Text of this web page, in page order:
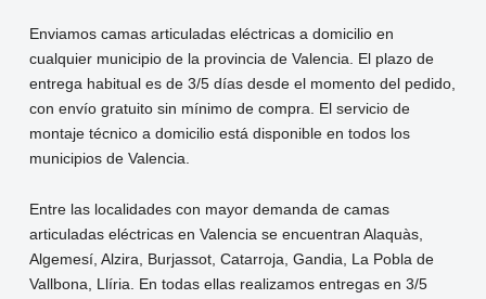
Enviamos camas articuladas eléctricas a domicilio en
cualquier municipio de la provincia de Valencia. El plazo de
entrega habitual es de 3/5 días desde el momento del pedido,
con envío gratuito sin mínimo de compra. El servicio de
montaje técnico a domicilio está disponible en todos los
municipios de Valencia.
Entre las localidades con mayor demanda de camas
articuladas eléctricas en Valencia se encuentran Alaquàs,
Algemesí, Alzira, Burjassot, Catarroja, Gandia, La Pobla de
Vallbona, Llíria. En todas ellas realizamos entregas en 3/5